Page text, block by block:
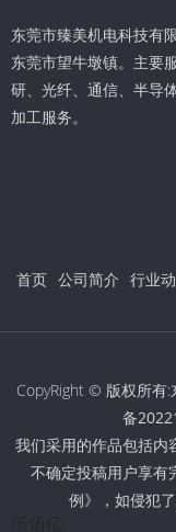
东莞市臻美机电科技有
东莞市望牛墩镇。主要
研、光纤、通信、半导
加工服务。
首页 公司简介 行业
CopyRight © 版权所有:
备
我们采用的作品包括内
不确定投稿用户享有
例》，如侵犯